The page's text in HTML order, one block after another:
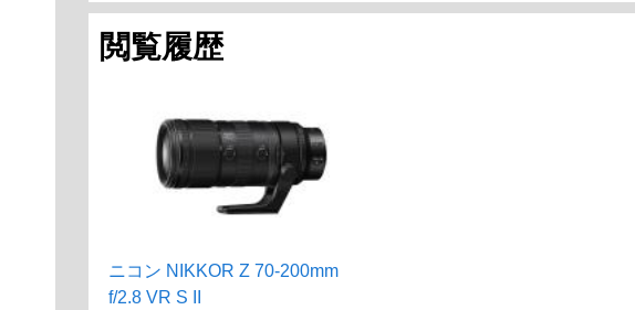
閲覧履歴
ニコン NIKKOR Z 70-200mm
f/2.8 VR S II